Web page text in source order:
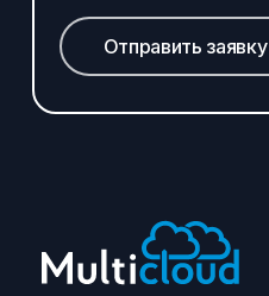
Отправить заявку